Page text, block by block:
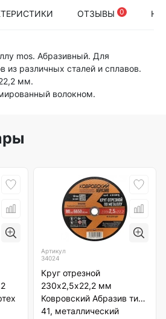
ОТЗЫВЫ 0
mos. Абразивный. Для
из различных сталей и сплавов.
мм.
волокном.
Артикул
34024
Круг отрезной
230х2,5х22,2 мм
Ковровский Абразив тип
41, металлический